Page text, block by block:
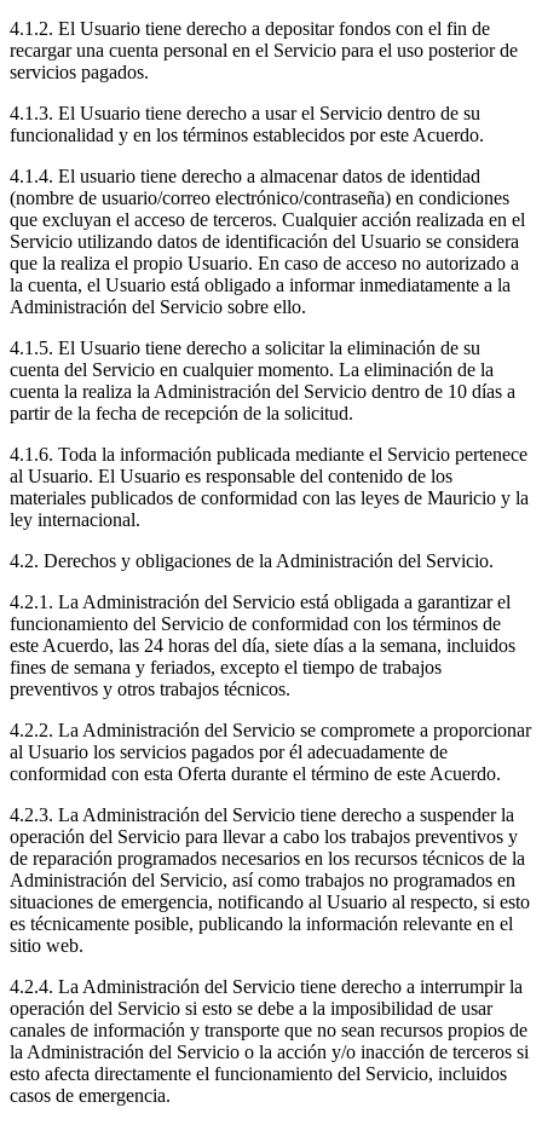
4.1.2. El Usuario tiene derecho a depositar fondos con el fin de
recargar una cuenta personal en el Servicio para el uso posterior de
servicios pagados.
4.1.3. El Usuario tiene derecho a usar el Servicio dentro de su
funcionalidad y en los términos establecidos por este Acuerdo.
4.1.4. El usuario tiene derecho a almacenar datos de identidad
(nombre de usuario/correo electrónico/contraseña) en condiciones
que excluyan el acceso de terceros. Cualquier acción realizada en el
Servicio utilizando datos de identificación del Usuario se considera
que la realiza el propio Usuario. En caso de acceso no autorizado a
la cuenta, el Usuario está obligado a informar inmediatamente a la
Administración del Servicio sobre ello.
4.1.5. El Usuario tiene derecho a solicitar la eliminación de su
cuenta del Servicio en cualquier momento. La eliminación de la
cuenta la realiza la Administración del Servicio dentro de 10 días a
partir de la fecha de recepción de la solicitud.
4.1.6. Toda la información publicada mediante el Servicio pertenece
al Usuario. El Usuario es responsable del contenido de los
materiales publicados de conformidad con las leyes de Mauricio y la
ley internacional.
4.2. Derechos y obligaciones de la Administración del Servicio.
4.2.1. La Administración del Servicio está obligada a garantizar el
funcionamiento del Servicio de conformidad con los términos de
este Acuerdo, las 24 horas del día, siete días a la semana, incluidos
fines de semana y feriados, excepto el tiempo de trabajos
preventivos y otros trabajos técnicos.
4.2.2. La Administración del Servicio se compromete a proporcionar
al Usuario los servicios pagados por él adecuadamente de
conformidad con esta Oferta durante el término de este Acuerdo.
4.2.3. La Administración del Servicio tiene derecho a suspender la
operación del Servicio para llevar a cabo los trabajos preventivos y
de reparación programados necesarios en los recursos técnicos de la
Administración del Servicio, así como trabajos no programados en
situaciones de emergencia, notificando al Usuario al respecto, si esto
es técnicamente posible, publicando la información relevante en el
sitio web.
4.2.4. La Administración del Servicio tiene derecho a interrumpir la
operación del Servicio si esto se debe a la imposibilidad de usar
canales de información y transporte que no sean recursos propios de
la Administración del Servicio o la acción y/o inacción de terceros si
esto afecta directamente el funcionamiento del Servicio, incluidos
casos de emergencia.